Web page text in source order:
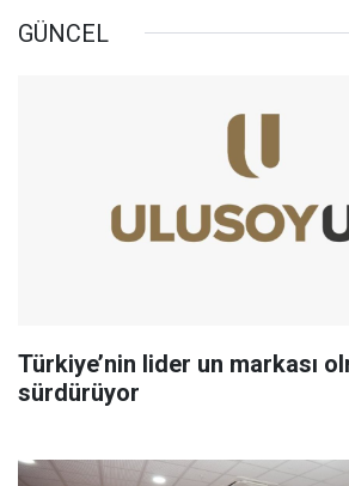
GÜNCEL
Türkiye’nin lider un markası
sürdürüyor